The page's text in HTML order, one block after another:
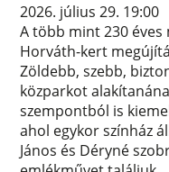
2026. július 29. 19:00
A több mint 230
Horváth-kert
Zöldebb, szebb,
közparkot
szempontból is
ahol egykor színház
János és Déryné